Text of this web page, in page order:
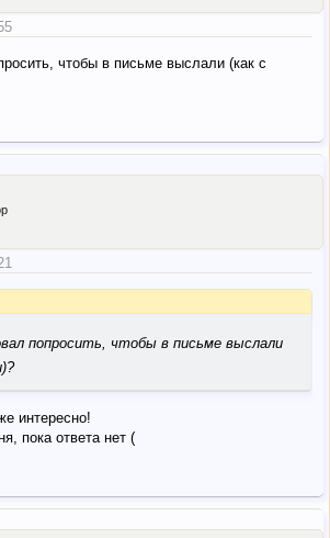
чтобы в письме выслали (как с
попросить, чтобы в письме выслали
интересно!
пока ответа нет (